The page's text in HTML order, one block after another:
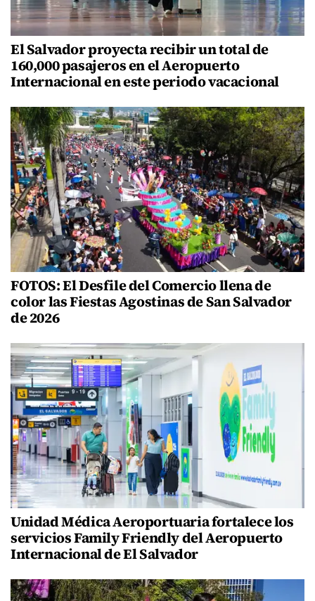
El Salvador proyecta recibir un total de
160,000 pasajeros en el Aeropuerto
Internacional en este periodo vacacional
FOTOS: El Desfile del Comercio llena de
color las Fiestas Agostinas de San Salvador
de 2026
Unidad Médica Aeroportuaria fortalece los
servicios Family Friendly del Aeropuerto
Internacional de El Salvador